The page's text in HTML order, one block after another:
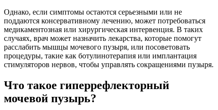
Однако, если симптомы остаются серьезными или не
поддаются консервативному лечению, может потребоваться
медикаментозная или хирургическая интервенция. В таких
случаях, врач может назначить лекарства, которые помогут
расслабить мышцы мочевого пузыря, или посоветовать
процедуры, такие как ботулинотерапия или имплантация
стимуляторов нервов, чтобы управлять сокращениями пузыря.
Что такое гиперрефлекторный
мочевой пузырь?